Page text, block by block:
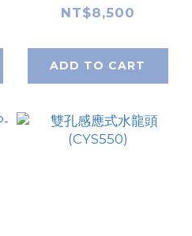
NT$8,500
ADD TO CART